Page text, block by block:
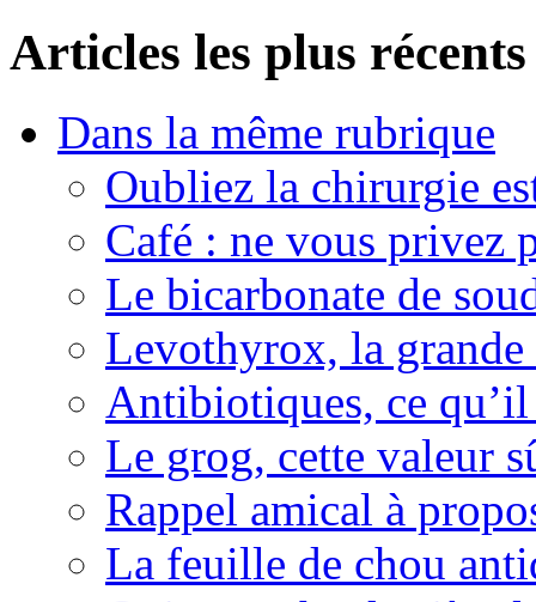
Articles les plus récents
Dans la même rubrique
Oubliez la chirurgie
Café : ne vous privez
Le bicarbonate de
Levothyrox, la
Antibiotiques, ce
Le grog, cette valeur
Rappel amical à
La feuille de chou